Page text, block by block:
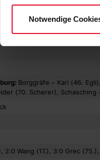
Notwendige
(46. Wu), Taylor,
Borggräfe – Karl (46.
(70. Scherer),
2:0 Wang (17.), 3:0 Grec